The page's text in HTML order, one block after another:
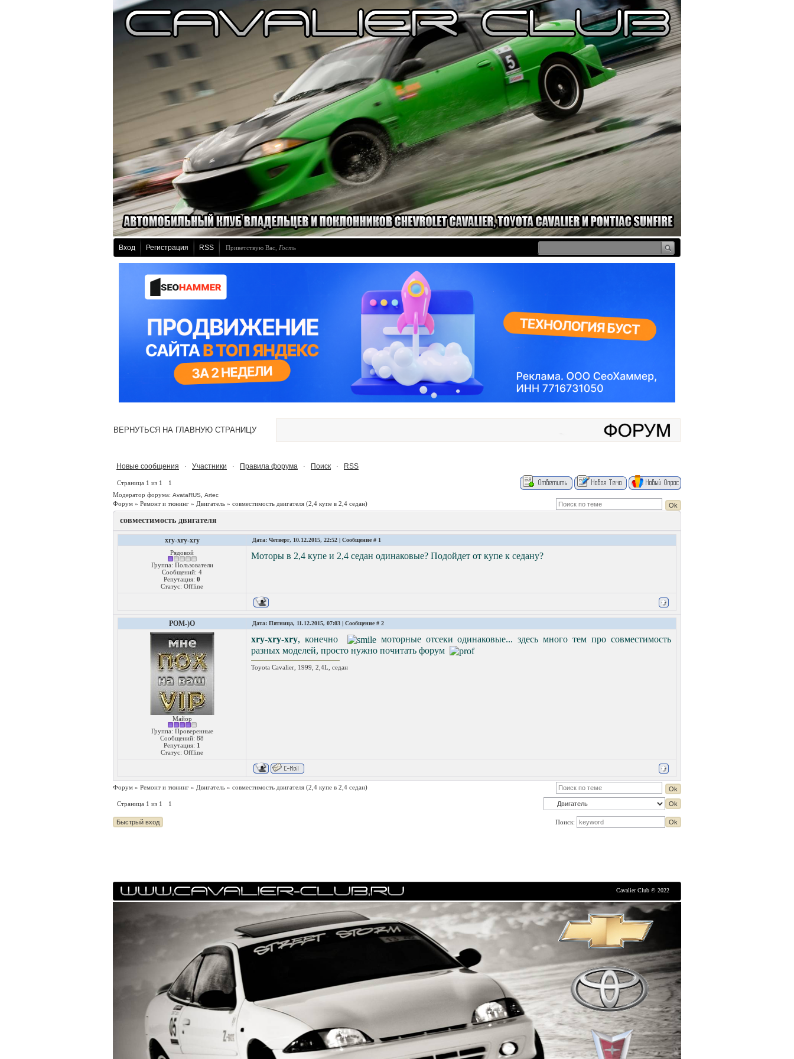
Вход Регистрация RSS Приветствую Вас Гость
ВЕРНУТЬСЯ НА ГЛАВНУЮ СТРАНИЦУ
Новые сообщения · Участники · Правила форума · Поиск · RSS
Страница 1 из 1
1
Модератор форума: AvataRUS Artec
Форум » Ремонт и тюнинг » Двигатель » совместимость двигателя (2,4 купе в 2,4 седан)
совместимость двигателя
xry-xry-xry Дата: Четверг, 10.12.2015, 22:52 | Сообщение # 1
Рядовой
Группа: Пользователи
Сообщений: 4
Репутация: 0
Статус: Offline
Моторы в 2,4 купе и 2,4 седан одинаковые? Подойдет от купе к седану?
POM-)O Дата: Пятница, 11.12.2015, 07:03 | Сообщение # 2
Майор
Группа: Проверенные
Сообщений: 88
Репутация: 1
Статус: Offline
xry-xry-xry, конечно
моторные отсеки одинаковые... здесь много тем про совместимость
разных моделей, просто нужно почитать форум
Toyota Cavalier, 1999, 2,4L, седан
Форум » Ремонт и тюнинг » Двигатель » совместимость двигателя (2,4 купе в 2,4 седан)
Страница 1 из 1 1
Поиск:
Cavalier Club © 2022